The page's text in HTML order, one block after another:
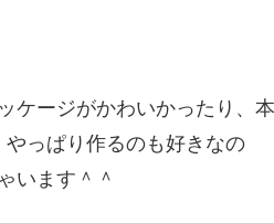
ケージがかわいかったり、本
っぱり作るのも好きなの
います＾＾